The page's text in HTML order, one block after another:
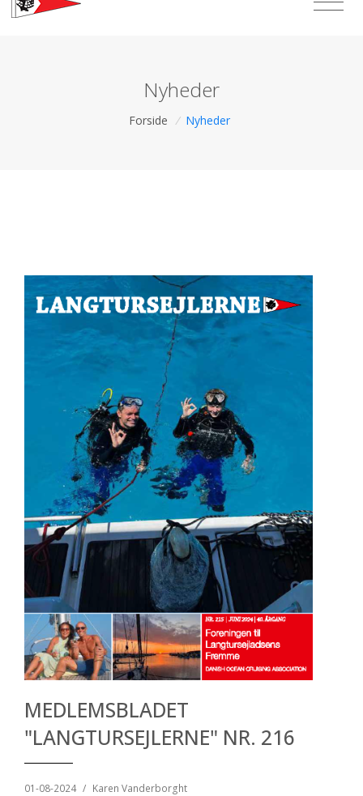
Nyheder
Forside / Nyheder
MEDLEMSBLADET
"LANGTURSEJLERNE" NR. 216
01-08-2024 / Karen Vanderborght